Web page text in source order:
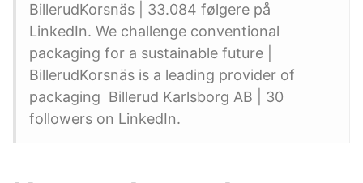
BillerudKorsnäs | 33.084 følgere på
LinkedIn. We challenge conventional
packaging for a sustainable future |
BillerudKorsnäs is a leading provider of
packaging Billerud Karlsborg AB | 30
followers on LinkedIn.